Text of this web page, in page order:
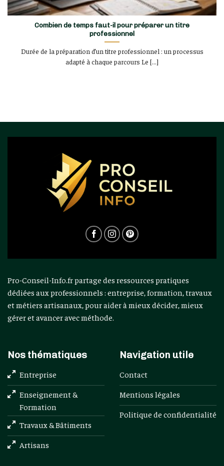
Combien de temps faut-il pour préparer un titre
professionnel
Durée de la préparation d’un titre professionnel : un processus
adapté à chaque parcours Le [...]
Pro-Conseil-Info.fr partage des ressources pratiques
dédiées aux professionnels : entreprise, formation, travaux
et métiers artisanaux, pour aider à mieux décider, mieux
gérer et avancer avec méthode.
Nos thématiques
Entreprise
Enseignement &
Formation
Travaux & Bâtiments
Artisans
Navigation utile
Contact
Mentions légales
Politique de confidentialité